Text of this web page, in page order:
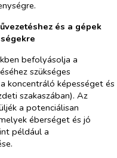
és a gépek
befolyásolja a
szükséges
koncentráló képességet és
szakaszában). Az
a potenciálisan
éberséget és jó
például a